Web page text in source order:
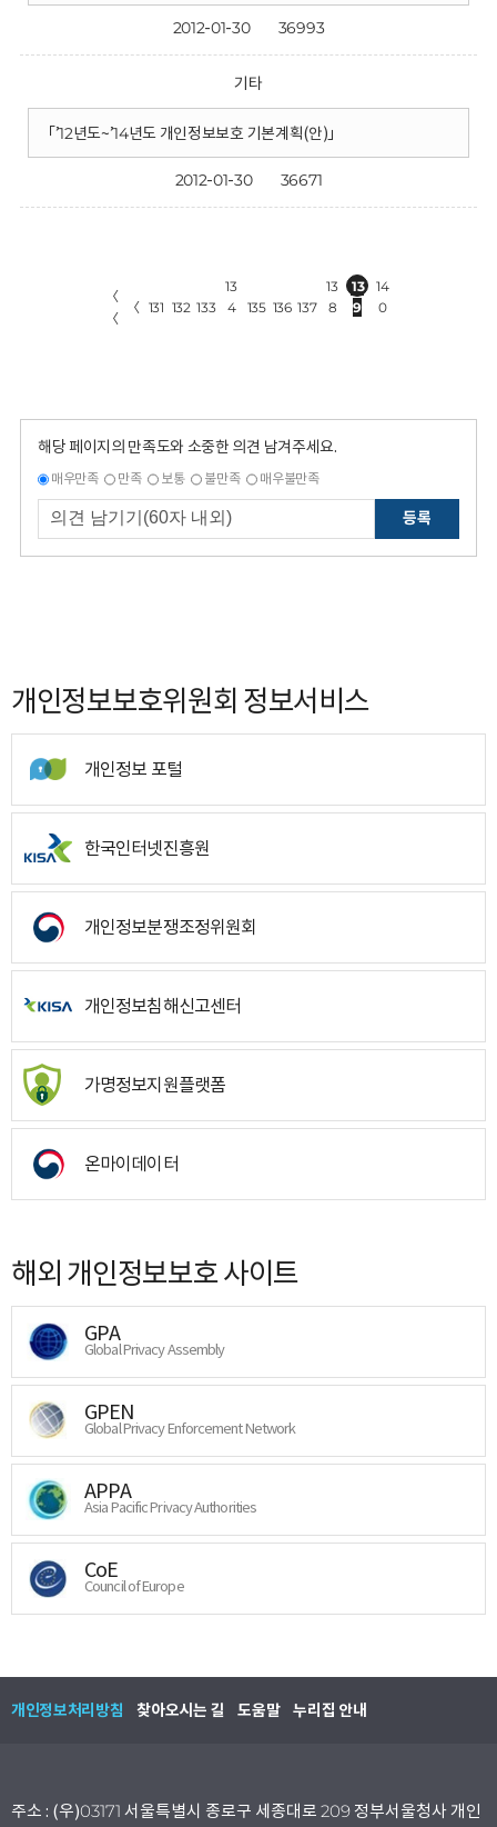
2012-01-30 36993
기타
「’12년도~’14년도 개인정보보호 기본계획(안)」
2012-01-30 36671
〈
〈
〈 131 132 133
13
4
135 136 137
13
8
13
9
14
0
해당 페이지의 만족도와 소중한 의견 남겨주세요.
매우만족 만족 보통 불만족 매우불만족
등록
개인정보보호위원회 정보서비스
개인정보 포털
한국인터넷진흥원
개인정보분쟁조정위원회
개인정보침해신고센터
가명정보지원플랫폼
온마이데이터
해외 개인정보보호 사이트
GPA
Global Privacy Assembly
GPEN
Global Privacy Enforcement Network
APPA
Asia Pacific Privacy Authorities
CoE
Council of Europe
개인정보처리방침 찾아오시는 길 도움말 누리집 안내
주소 : (우)03171 서울특별시 종로구 세종대로 209 정부서울청사 개인